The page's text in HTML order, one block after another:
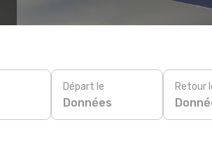
Départ le
Données
Retour